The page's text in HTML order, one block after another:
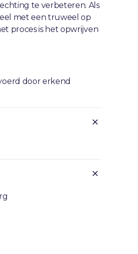
te verbeteren. Als
met een truweel op
proces is het opwrijven
door erkend